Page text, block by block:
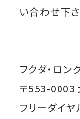
い合わせ下さ
フクダ・ロ
〒553-0003
フリーダイヤ